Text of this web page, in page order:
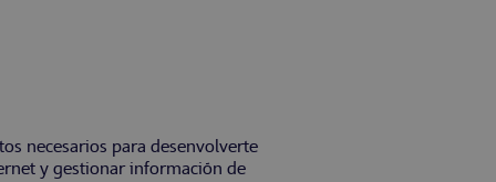
necesarios para desenvolverte
y gestionar información de